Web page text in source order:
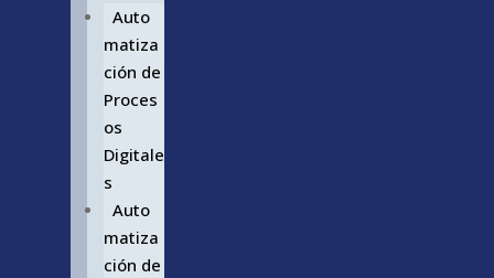
Auto
matiza
ción de
Proces
os
Digitale
s
Auto
matiza
ción de